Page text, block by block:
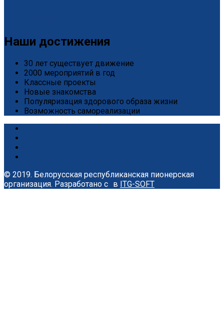
Наши достижения
30 лет существует движение
2000 мероприятий в год
Классные проекты
Новые знакомства
Популяризация здорового образа жизни
Возможность самореализации
© 2019. Белорусская республиканская пионерская
организация. Разработано с в ITG-SOFT